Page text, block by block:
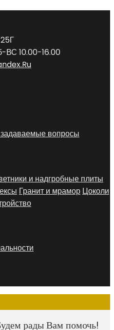
25Г
ВС 10.00-16.00
вопросы
и надгробные плиты
Гранит и мрамор Цоколи
рады Вам помочь!